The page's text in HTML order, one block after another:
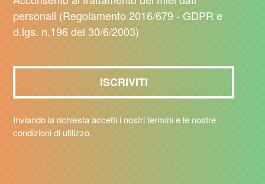
personali (Regolamento 2016/679 - GDPR e
d.lgs. n.196 del 30/6/2003)
Inviando la richiesta accetti i nostri termini e le nostre
condizioni di utilizzo.